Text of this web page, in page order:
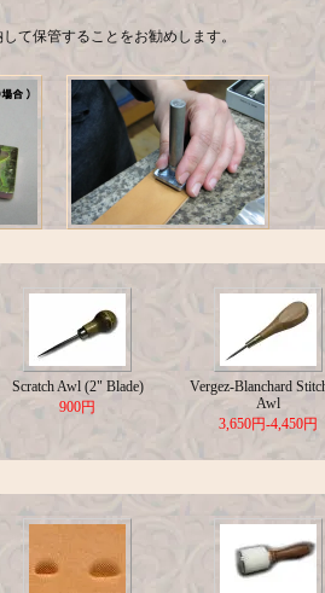
て保管することをお勧めします。
Scratch Awl (2" Blade)
900円
Vergez-Blanchard
Awl
3,650円-4,450円